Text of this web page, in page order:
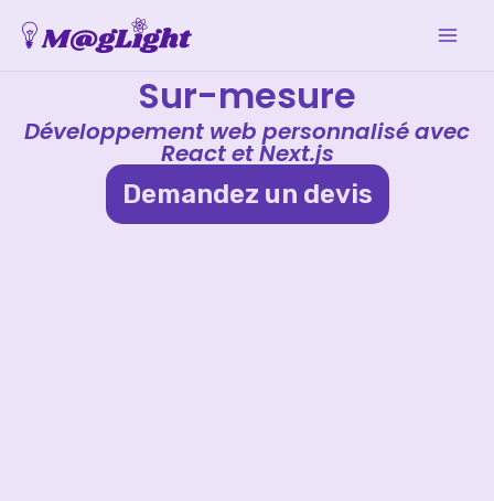
Sur-mesure
Développement web personnalisé avec
React et Next.js
Demandez un devis